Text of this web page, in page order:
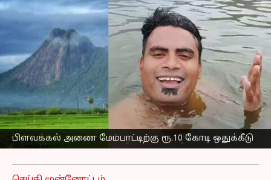
பிளவக்கல் அணை மேம்பாட்டிற்கு ரூ.10 கோடி ஒதுக்கீடு
கூமாபட்டி
தங்கபாண்டியால்
கிடைத்தது விமோச்சனம்;
பிளவக்கல் அணை
மேம்பாட்டிற்கு ₹10 கோடி
ஒதுக்கி தமிழக அரசு
உத்தரவு
எழுதியவர் Aug 28, 2025 04:05 pm